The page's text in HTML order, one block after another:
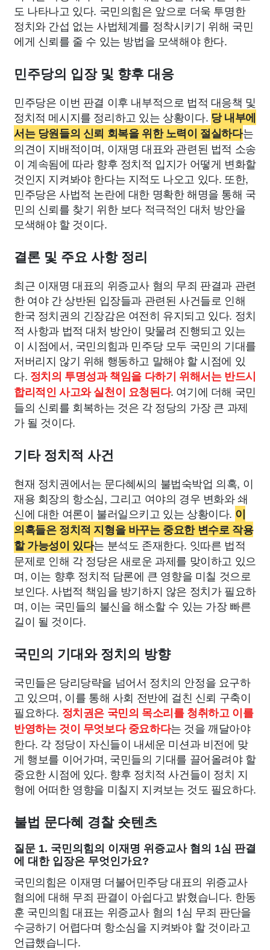
도 나타나고 있다. 국민의힘은 앞으로 더욱 투명한
정치와 간섭 없는 사법체계를 정착시키기 위해 국민
에게 신뢰를 줄 수 있는 방법을 모색해야 한다.
민주당의 입장 및 향후 대응
민주당은 이번 판결 이후 내부적으로 법적 대응책 및
정치적 메시지를 정리하고 있는 상황이다. 당 내부에
서는 당원들의 신뢰 회복을 위한 노력이 절실하다는
의견이 지배적이며, 이재명 대표와 관련된 법적 소송
이 계속됨에 따라 향후 정치적 입지가 어떻게 변화할
것인지 지켜봐야 한다는 지적도 나오고 있다. 또한,
민주당은 사법적 논란에 대한 명확한 해명을 통해 국
민의 신뢰를 찾기 위한 보다 적극적인 대처 방안을
모색해야 할 것이다.
결론 및 주요 사항 정리
최근 이재명 대표의 위증교사 혐의 무죄 판결과 관련
한 여야 간 상반된 입장들과 관련된 사건들로 인해
한국 정치권의 긴장감은 여전히 유지되고 있다. 정치
적 사항과 법적 대처 방안이 맞물려 진행되고 있는
이 시점에서, 국민의힘과 민주당 모두 국민의 기대를
저버리지 않기 위해 행동하고 말해야 할 시점에 있
다. 정치의 투명성과 책임을 다하기 위해서는 반드시
합리적인 사고와 실천이 요청된다. 여기에 더해 국민
들의 신뢰를 회복하는 것은 각 정당의 가장 큰 과제
가 될 것이다.
기타 정치적 사건
현재 정치권에서는 문다혜씨의 불법숙박업 의혹, 이
재용 회장의 항소심, 그리고 여야의 경우 변화와 쇄
신에 대한 여론이 불러일으키고 있는 상황이다. 이
의혹들은 정치적 지형을 바꾸는 중요한 변수로 작용
할 가능성이 있다는 분석도 존재한다. 잇따른 법적
문제로 인해 각 정당은 새로운 과제를 맞이하고 있으
며, 이는 향후 정치적 담론에 큰 영향을 미칠 것으로
보인다. 사법적 책임을 방기하지 않은 정치가 필요하
며, 이는 국민들의 불신을 해소할 수 있는 가장 빠른
길이 될 것이다.
국민의 기대와 정치의 방향
국민들은 당리당략을 넘어서 정치의 안정을 요구하
고 있으며, 이를 통해 사회 전반에 걸친 신뢰 구축이
필요하다. 정치권은 국민의 목소리를 청취하고 이를
반영하는 것이 무엇보다 중요하다는 것을 깨달아야
한다. 각 정당이 자신들이 내세운 미션과 비전에 맞
게 행보를 이어가며, 국민들의 기대를 끌어올려야 할
중요한 시점에 있다. 향후 정치적 사건들이 정치 지
형에 어떠한 영향을 미칠지 지켜보는 것도 필요하다.
불법 문다혜 경찰 숏텐츠
질문 1. 국민의힘의 이재명 위증교사 혐의 1심 판결
에 대한 입장은 무엇인가요?
국민의힘은 이재명 더불어민주당 대표의 위증교사
혐의에 대해 무죄 판결이 아쉽다고 밝혔습니다. 한동
훈 국민의힘 대표는 위증교사 혐의 1심 무죄 판단을
수긍하기 어렵다며 항소심을 지켜봐야 할 것이라고
언급했습니다.